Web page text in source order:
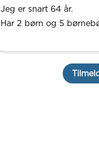
Jeg er snart 64 år.
Har 2 børn og 5